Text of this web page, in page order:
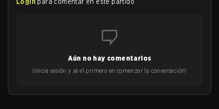
Aún no hay comentarios
¡Inicia sesión y sé el primero en comenzar la conversación!